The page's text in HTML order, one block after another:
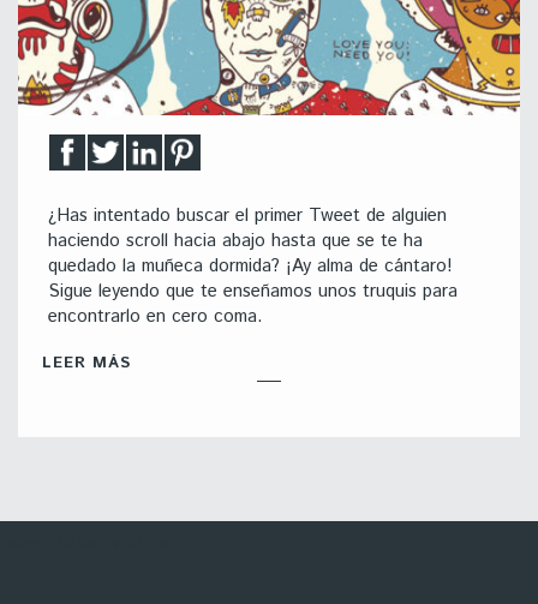
¿Has intentado buscar el primer Tweet de alguien
haciendo scroll hacia abajo hasta que se te ha
quedado la muñeca dormida? ¡Ay alma de cántaro!
Sigue leyendo que te enseñamos unos truquis para
encontrarlo en cero coma.
LEER MÁS